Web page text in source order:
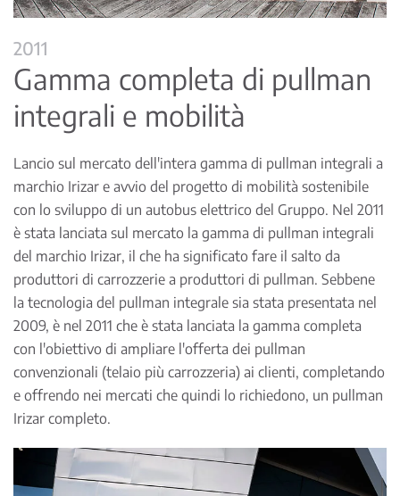
2011
Gamma completa di pullman
integrali e mobilità
Lancio sul mercato dell'intera gamma di pullman integrali a
marchio Irizar e avvio del progetto di mobilità sostenibile
con lo sviluppo di un autobus elettrico del Gruppo. Nel 2011
è stata lanciata sul mercato la gamma di pullman integrali
del marchio Irizar, il che ha significato fare il salto da
produttori di carrozzerie a produttori di pullman. Sebbene
la tecnologia del pullman integrale sia stata presentata nel
2009, è nel 2011 che è stata lanciata la gamma completa
con l'obiettivo di ampliare l'offerta dei pullman
convenzionali (telaio più carrozzeria) ai clienti, completando
e offrendo nei mercati che quindi lo richiedono, un pullman
Irizar completo.